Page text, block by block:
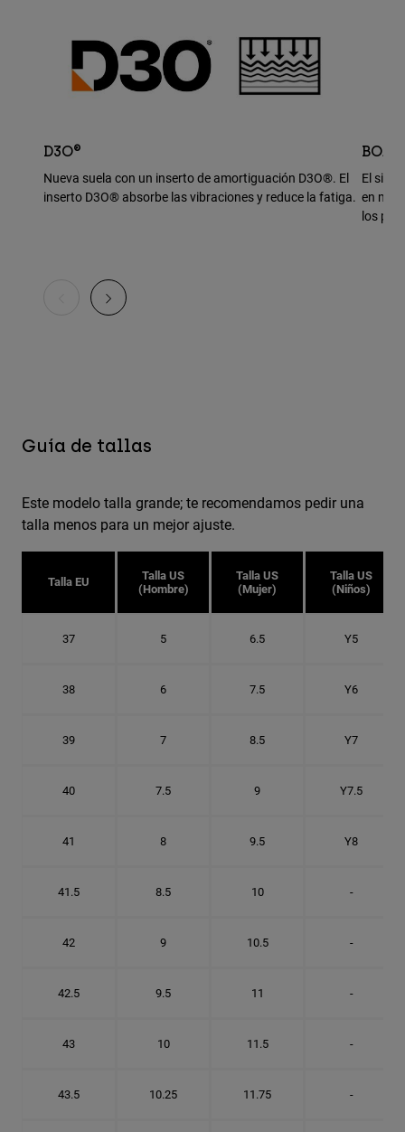
D3O®
Nueva suela con un inserto de amortiguación D3O®. El
inserto D3O® absorbe las vibraciones y reduce la fatiga.
BOA®
El
en
los
Guía de tallas
Este modelo talla grande; te recomendamos pedir una
talla menos para un mejor ajuste.
Talla EU
Talla US
(Hombre)
Talla US
(Mujer)
Talla US
(Niños)
37 5 6.5 Y5
38 6 7.5 Y6
39 7 8.5 Y7
40 7.5 9 Y7.5
41 8 9.5 Y8
41.5 8.5 10 -
42 9 10.5 -
42.5 9.5 11 -
43 10 11.5 -
43.5 10.25 11.75 -